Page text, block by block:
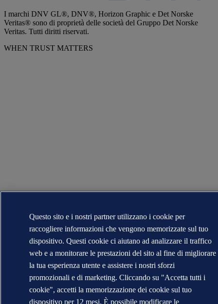
I marchi DNV GL®, DNV®, Horizon Graphic e Det Norske
Veritas® sono di proprietà delle società del Gruppo Det Norske
Veritas. Tutti diritti riservati.
WHEN TRUST MATTERS
Questo sito e i nostri partner utilizzano i cookie per
raccogliere informazioni che vengono memorizzate sul tuo
dispositivo. Questi cookie ci aiutano ad analizzare il traffico
web e a monitorare le prestazioni del sito al fine di migliorare
la tua esperienza utente e assistere i nostri sforzi
promozionali e di marketing. Cliccando su "Accetta tutti i
cookie", accetti la memorizzazione dei cookie sul tuo
dispositivo per 12 mesi. È possibile modificare le